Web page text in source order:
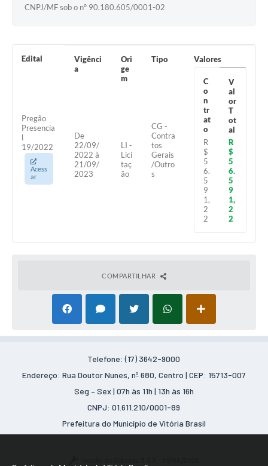
Links
Contato
CNPJ/MF sob o nº 90.180.605/0001-02
Edital
Pregão
Presencia
l
19/2022
Acess
ar
Vigênci
a
De
22/09/
2022 à
21/09/
2023
Ori
ge
m
LI -
Lici
taç
ão
Tipo
CG -
Contra
tos
Gerais
/Outro
s
Valores
C
o
n
tr
at
o
R
$
5
6.
5
9
1,
2
2
V
al
or
T
ot
al
R
$
5
6.
5
9
1,
2
2
COMPARTILHAR
Telefone: (17) 3642-9000
Endereço: Rua Doutor Nunes, nº 680, Centro | CEP: 15713-007
Seg – Sex | 07h às 11h | 13h às 16h
CNPJ: 01.611.210/0001-89
Prefeitura do Município de Vitória Brasil